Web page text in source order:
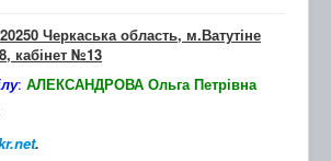
20250 Черкаська область, м.Ватутіне
кабінет №13
: АЛЕКСАНДРОВА Ольга Петрівна
.